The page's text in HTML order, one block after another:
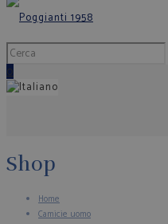
0
Shop
Home
Camicie uomo